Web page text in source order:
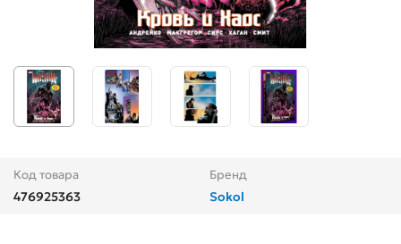
Код товара
476925363
Бренд
Sokol